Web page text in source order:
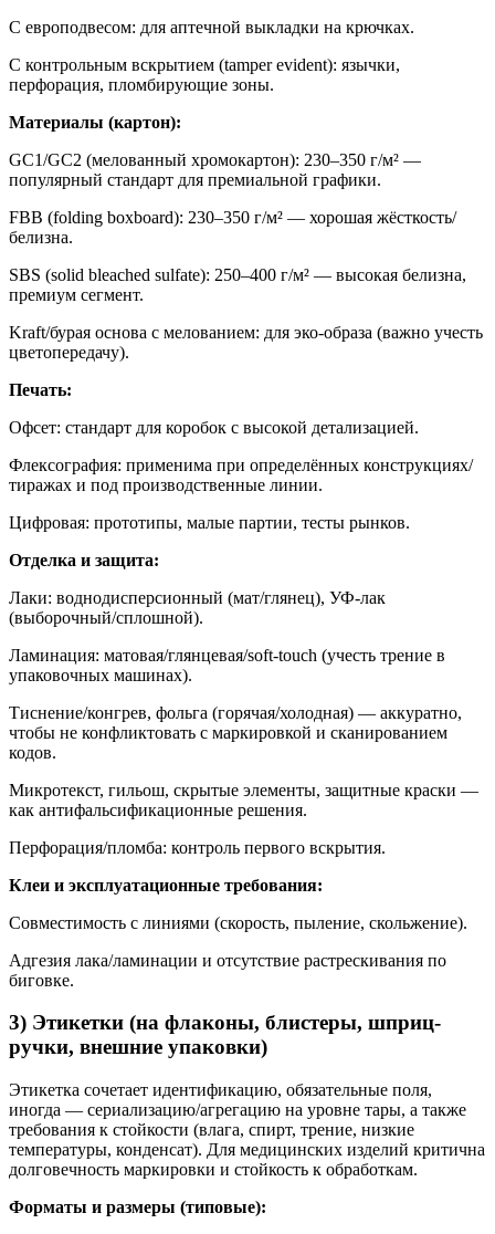
С европодвесом: для аптечной выкладки на крючках.
С контрольным вскрытием (tamper evident): язычки,
перфорация, пломбирующие зоны.
Материалы (картон):
GC1/GC2 (мелованный хромокартон): 230–350 г/м² —
популярный стандарт для премиальной графики.
FBB (folding boxboard): 230–350 г/м² — хорошая жёсткость/
белизна.
SBS (solid bleached sulfate): 250–400 г/м² — высокая белизна,
премиум сегмент.
Kraft/бурая основа с мелованием: для эко-образа (важно учесть
цветопередачу).
Печать:
Офсет: стандарт для коробок с высокой детализацией.
Флексография: применима при определённых конструкциях/
тиражах и под производственные линии.
Цифровая: прототипы, малые партии, тесты рынков.
Отделка и защита:
Лаки: воднодисперсионный (мат/глянец), УФ-лак
(выборочный/сплошной).
Ламинация: матовая/глянцевая/soft-touch (учесть трение в
упаковочных машинах).
Тиснение/конгрев, фольга (горячая/холодная) — аккуратно,
чтобы не конфликтовать с маркировкой и сканированием
кодов.
Микротекст, гильош, скрытые элементы, защитные краски —
как антифальсификационные решения.
Перфорация/пломба: контроль первого вскрытия.
Клеи и эксплуатационные требования:
Совместимость с линиями (скорость, пыление, скольжение).
Адгезия лака/ламинации и отсутствие растрескивания по
биговке.
3) Этикетки (на флаконы, блистеры, шприц-
ручки, внешние упаковки)
Этикетка сочетает идентификацию, обязательные поля,
иногда — сериализацию/агрегацию на уровне тары, а также
требования к стойкости (влага, спирт, трение, низкие
температуры, конденсат). Для медицинских изделий критична
долговечность маркировки и стойкость к обработкам.
Форматы и размеры (типовые):